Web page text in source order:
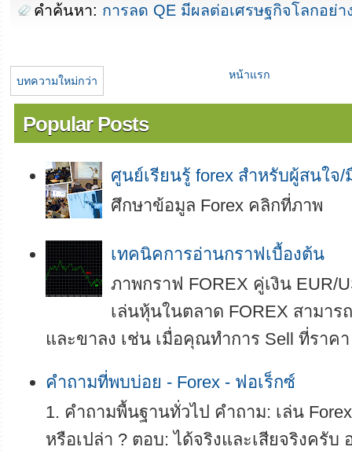
คำค้นหา: การลด QE มีผลต่อเศรษฐกิจโลกอย่า
บทความใหม่กว่า หน้าแรก
Popular Posts
ศูนย์เรียนรู้ forex สำหรับผู้สนใจ/
ศึกษาข้อมูล Forex คลิกที่ภาพ
เทคนิคการอ่านกราฟเบื้องต้น
ภาพกราฟ FOREX คู่เงิน EUR/
เล่นหุ้นในตลาด FOREX สามาร
และขาลง เช่น เมื่อคุณทำการ Sell ที่ราค
คำถามที่พบบ่อย - Forex - ฟอเร็กซ์
1. คำถามพื้นฐานทั่วไป คำถาม: เล่น
หรือเปล่า ? ตอบ: ได้จริงและเสียจริงครั